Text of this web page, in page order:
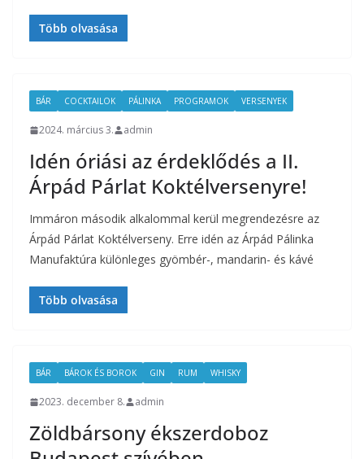
Több olvasása
BÁR COCKTAILOK PÁLINKA PROGRAMOK VERSENYEK
2024. március 3. admin
Idén óriási az érdeklődés a II.
Árpád Párlat Koktélversenyre!
Immáron második alkalommal kerül megrendezésre az
Árpád Párlat Koktélverseny. Erre idén az Árpád Pálinka
Manufaktúra különleges gyömbér-, mandarin- és kávé
Több olvasása
BÁR BÁROK ÉS BOROK GIN RUM WHISKY
2023. december 8. admin
Zöldbársony ékszerdoboz